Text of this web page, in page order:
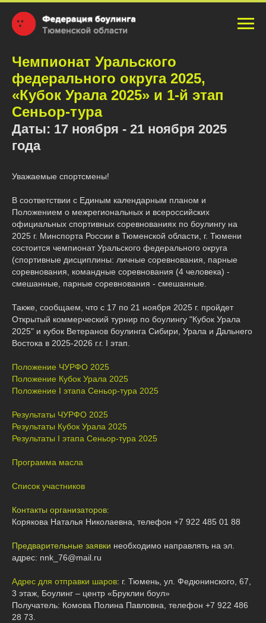
Чемпионат Уральского
федерального округа 2025,
«Кубок Урала 2025» и 1-й этап
Сеньор-тура
Даты: 17 ноября - 21 ноября 2025
года
Уважаемые спортсмены!
В соответствии с Единым календарным планом и
Положением о межрегиональных и всероссийских
официальных спортивных соревнованиях по боулингу на
2025 г. Минспорта России в Тюменской области, г. Тюмени
состоится чемпионат Уральского федерального округа
(спортивные дисциплины: личные соревнования, парные
соревнования, командные соревнования (4 человека) -
смешанные, парные соревнования - смешанные.
Также, сообщаем, что с 17 по 21 ноября 2025 г. пройдет
Открытый коммерческий турнир по боулингу "Кубок Урала
2025" и кубок Ветеранов боулинга Сибири, Урала и Дальнего
Востока в 2025-2026 г.г. I этап.
Положение ЧУРФО 2025
Положение Кубок Урала 2025
Положение I этапа Сеньор-тура 2025
Результаты ЧУРФО 2025
Результаты Кубок Урала 2025
Результаты I этапа Сеньор-тура 2025
Программа масла
Список участников
Контакты организаторов:
Корякова Наталья Николаевна, телефон +7 922 485 01 88
Предварительные заявки необходимо направлять на эл.
адрес: nnk_76@mail.ru
Адрес для отправки шаров: г. Тюмень, ул. Федюнинского, 67,
3 этаж, Боулинг – центр «Бруклин боул»
Получатель: Комова Полина Павловна, телефон +7 922 486
28 73.